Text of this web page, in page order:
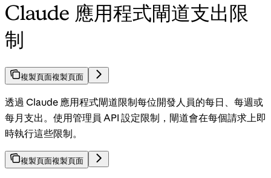
Claude 應用程式閘道支出限
制
複製頁面複製頁面
透過 Claude 應用程式閘道限制每位開發人員的每日、每週或
每月支出。使用管理員 API 設定限制，閘道會在每個請求上即
時執行這些限制。
複製頁面複製頁面